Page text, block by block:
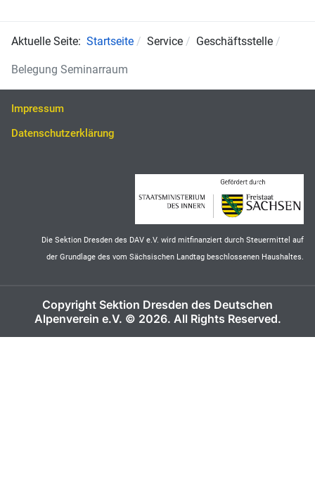
Aktuelle Seite: Startseite Service Geschäftsstelle
Belegung Seminarraum
Impressum
Datenschutzerklärung
Die Sektion Dresden des DAV e.V. wird mitfinanziert durch Steuermittel auf
der Grundlage des vom Sächsischen Landtag beschlossenen Haushaltes.
Copyright Sektion Dresden des Deutschen
Alpenverein e.V. © 2026. All Rights Reserved.